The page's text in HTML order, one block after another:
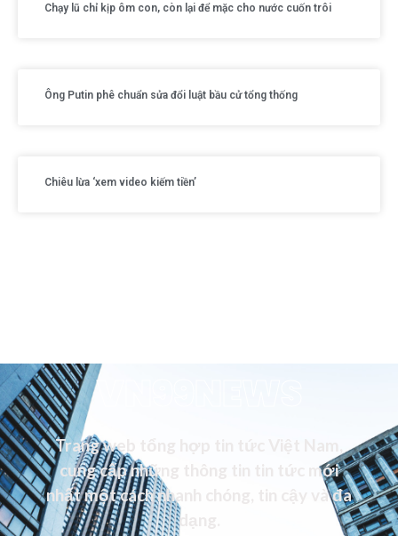
Chạy lũ chỉ kịp ôm con, còn lại để mặc cho nước cuốn trôi
Ông Putin phê chuẩn sửa đổi luật bầu cử tổng thống
Chiêu lừa ‘xem video kiếm tiền’
VN99NEWS
Trang web tổng hợp tin tức Việt Nam,
cung cấp những thông tin tin tức mới
nhất một cách nhanh chóng, tin cậy và đa
dạng.